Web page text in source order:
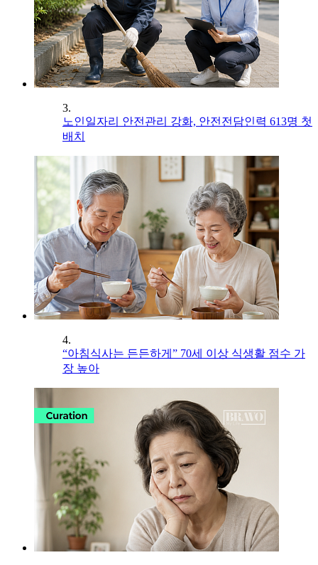
3.
노인일자리 안전관리 강화, 안전전담인력 613명 첫
배치
4.
“아침식사는 든든하게” 70세 이상 식생활 점수 가
장 높아